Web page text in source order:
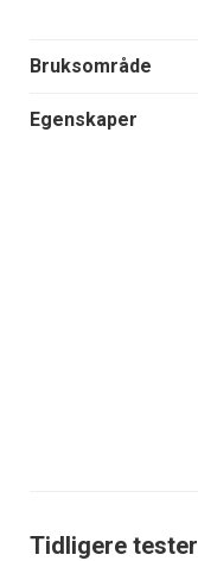
Bruksområde
Egenskaper
Tidligere tester